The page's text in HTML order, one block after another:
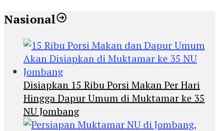
Nasional
Disiapkan 15 Ribu Porsi Makan Per Hari
Hingga Dapur Umum di Muktamar ke 35
NU Jombang